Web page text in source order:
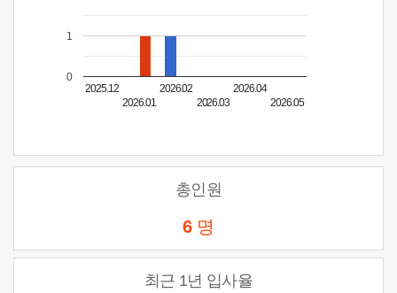
2025.12
2026.01
2026.02
2026.03
2026.04
2026.05
0
1
총인원
6 명
최근 1년 입사율